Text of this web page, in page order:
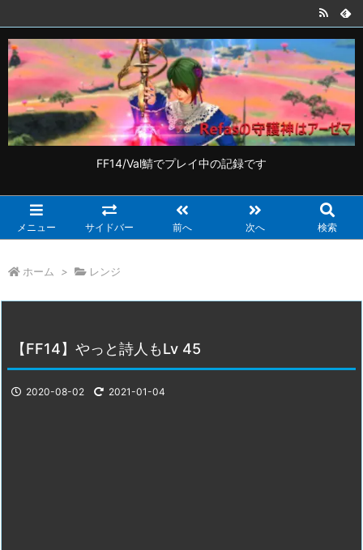
FF14/Val鯖でプレイ中の記録です
メニュー サイドバー 前へ 次へ 検索
ホーム > レンジ
【FF14】やっと詩人もLv 45
2020-08-02 2021-01-04